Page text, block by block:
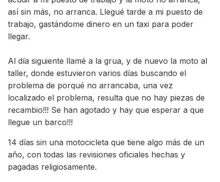
así sin más, no arranca. Llegué tarde a mi puesto de
trabajo, gastándome dinero en un taxi para poder
llegar.
Al día siguiente llamé a la grua, y de nuevo la moto al
taller, donde estuvieron varios días buscando el
problema de porqué no arrancaba, una vez
localizado el problema, resulta que no hay piezas de
recambio!!! Se han agotado y hay que esperar a que
llegue un barco!!!
14 días sin una motocicleta que tiene algo más de un
año, con todas las revisiones oficiales hechas y
pagadas religiosamente.